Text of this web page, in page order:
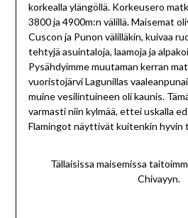
korkealla ylängöllä. Korkeusero
3800 ja 4900m:n välillä. Maisemat
Cuscon ja Punon välilläkin, kuivaa
tehtyjä asuintaloja, laamoja ja
Pysähdyimme muutaman kerran
vuoristojärvi Lagunillas
muine vesilintuineen oli kaunis.
varmasti niin kylmää, ettei uskalla
Flamingot näyttivät kuitenkin hyvin
Tällaisissa maisemissa
Chivayyn.